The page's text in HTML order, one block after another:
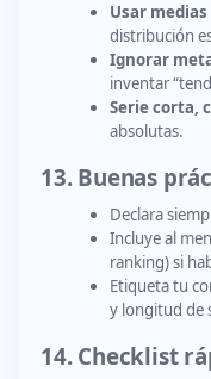
Usar
distribución
Ignorar
inventar
Serie corta,
absolutas.
13. Buenas
Declara
Incluye al
ranking) si
Etiqueta tu
y longitud de
14. Checklist